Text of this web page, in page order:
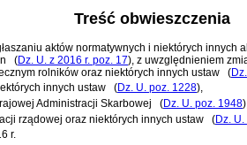
Treść obwieszczenia
aktów normatywnych i niektórych innych
(Dz. U. z 2016 r. poz. 17), z uwzględnieniem
rolników oraz niektórych innych ustaw (
innych ustaw (Dz. U. poz. 1228),
Administracji Skarbowej (Dz. U. poz. 1948)
rządowej oraz niektórych innych ustaw (Dz.
r.